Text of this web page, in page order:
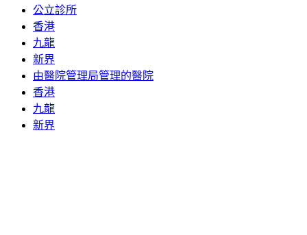
公立診所
香港
九龍
新界
由醫院管理局管理的醫院
香港
九龍
新界